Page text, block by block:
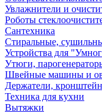
Увлажнители и
Роботы
Сантехника
Стиральные,
Устройства для
Утюги,
Швейные машины и
Держатели,
Техника для кухни
Вытяжки